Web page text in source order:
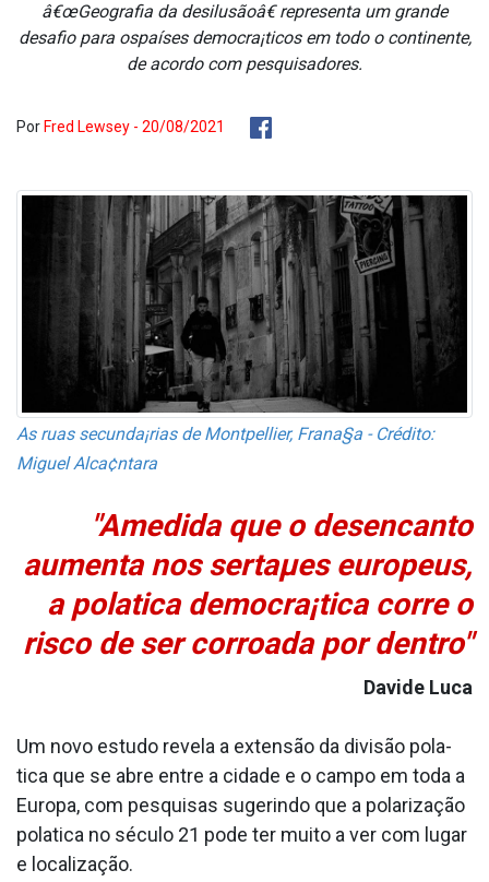
â€œGeografia da desilusãoâ€ representa um grande
desafio para ospaíses democra¡ticos em todo o continente,
de acordo com pesquisadores.
Por Fred Lewsey - 20/08/2021
As ruas secunda¡rias de Montpellier, Frana§a - Crédito:
Miguel Alca¢ntara
"Amedida que o desencanto
aumenta nos sertaµes europeus,
a pola­tica democra¡tica corre o
risco de ser corroa­da por dentro"
Davide Luca
Um novo estudo revela a extensão da divisão pola­
tica que se abre entre a cidade e o campo em toda a
Europa, com pesquisas sugerindo que a polarização
pola­tica no século 21 pode ter muito a ver com lugar
e localização.